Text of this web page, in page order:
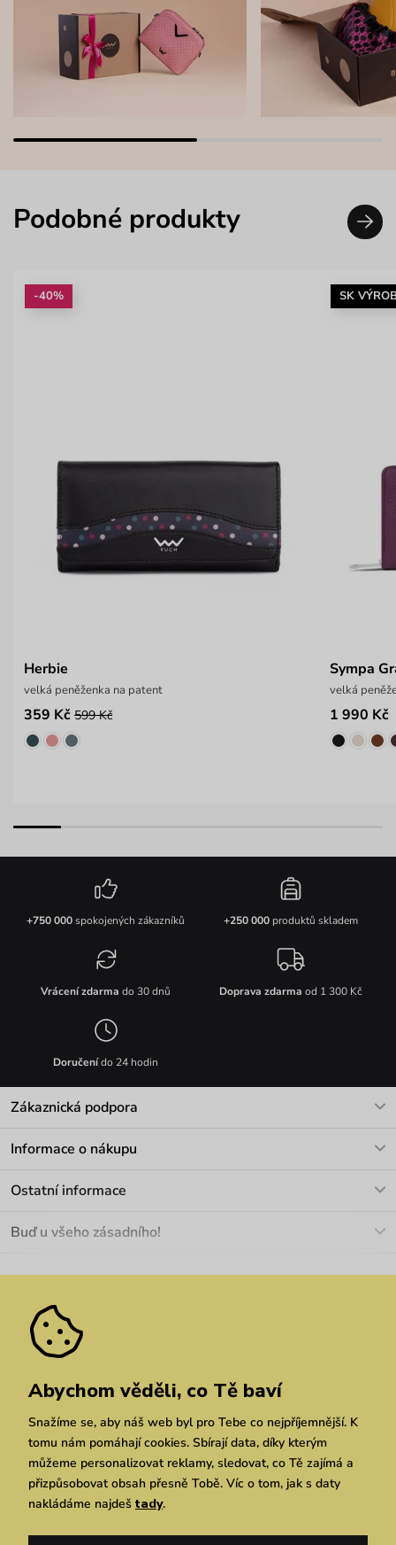
Podobné produkty
-40%
Herbie
velká peněženka na patent
359 Kč 599 Kč
SK
Sympa
velká
1 990 Kč
+750 000spokojených zákazníků +250 000produktů skladem
Vrácení zdarma do 30 dnů Doprava zdarma od 1 300 Kč
Doručenído 24 hodin
Zákaznická podpora
Informace o nákupu
Materiály a údržba
Pozáruční opravy
Ostatní informace
Velkoobchod
We Care
Dárkové poukazy
Vuchlook
Prodejny
Praha Brno Chrudim
Buď u všeho zásadního!
Zásady ochrany osobních údajů
Simplia.cz
Abychom věděli, co Tě baví
Snažíme se, aby náš web byl pro Tebe co nejpříjemnější. K
tomu nám pomáhají cookies. Sbírají data, díky kterým
můžeme personalizovat reklamy, sledovat, co Tě zajímá a
přizpůsobovat obsah přesně Tobě. Víc o tom, jak s daty
nakládáme najdeš tady.